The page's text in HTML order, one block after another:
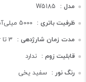
مدل : W5185
ظرفیت باتری : 5000 میلی‌آمپر‌ساعت
مدت زمان شارژدهی : 3 تا 6 ساعت
قابلیت زوم : ندارد
رنگ نور : سفید یخی